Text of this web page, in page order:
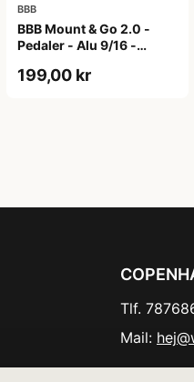
BBB
BBB Mount & Go 2.0 -
Pedaler - Alu 9/16 -
199,00 kr
Tlf.
Mail: